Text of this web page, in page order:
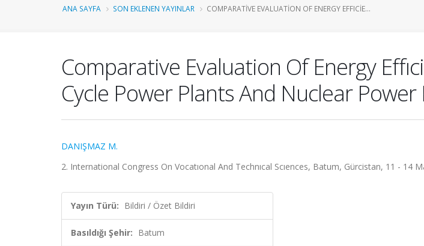
ANA SAYFA SON EKLENEN YAYINLAR COMPARATIVE EVALUATION OF ENERGY EFFICIE...
Comparative Evaluation Of Energy
Cycle Power Plants And Nuclear Power
DANIŞMAZ M.
2. International Congress On Vocatıonal And Technıcal Scıences, Batum, Gürcistan, 11 - 14
Yayın Türü: Bildiri / Özet Bildiri
Basıldığı Şehir: Batum